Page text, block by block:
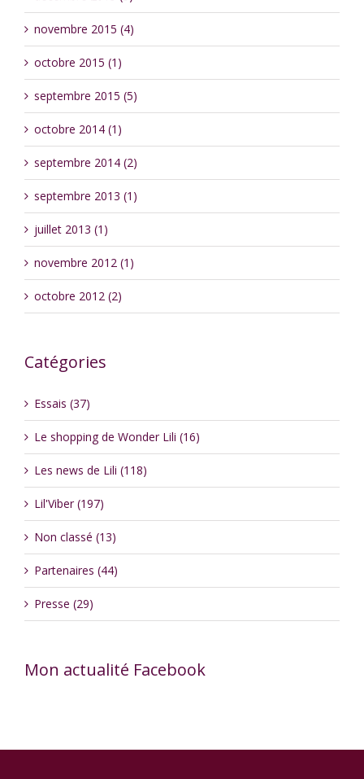
novembre 2015 (4)
octobre 2015 (1)
septembre 2015 (5)
octobre 2014 (1)
septembre 2014 (2)
septembre 2013 (1)
juillet 2013 (1)
novembre 2012 (1)
octobre 2012 (2)
Catégories
Essais (37)
Le shopping de Wonder Lili (16)
Les news de Lili (118)
Lil'Viber (197)
Non classé (13)
Partenaires (44)
Presse (29)
Mon actualité Facebook